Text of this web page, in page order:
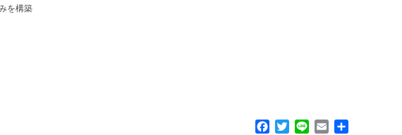
を構築